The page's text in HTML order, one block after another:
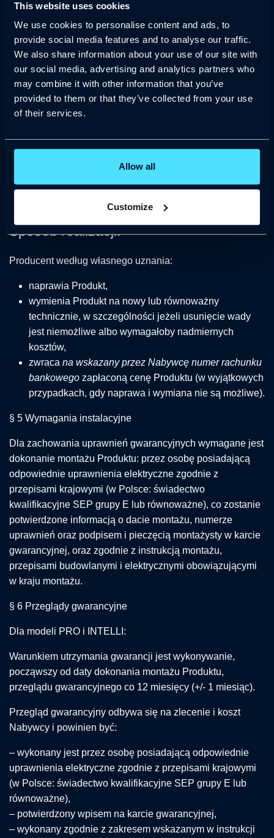
This website uses cookies
We use cookies to personalise content and ads, to
provide social media features and to analyse our traffic.
We also share information about your use of our site with
our social media, advertising and analytics partners who
may combine it with other information that you’ve
provided to them or that they’ve collected from your use
of their services.
Allow all
Customize
Nabywca wybierze inny sposób dostawy niż wskazany
przez Producenta, sam ponosi jego koszty).
Producent zastrzega sobie prawo do przeprowadzenia
inspekcji Produktu u Nabywcy.
Usunięcie wady odbywa się w terminie do 30 dni
Produktu do Sprzedawcy (w przypadku jeżeli okaże się to
uzasadnionych przypadkach (np. wymagających
specjalnych części zamiennych sprowadzanych z
zagranicy) termin może ulec wydłużeniu.
Sposób realizacji:
Producent według własnego uznania:
naprawia Produkt,
wymienia Produkt na nowy lub równoważny
technicznie, w szczególności jeżeli usunięcie wady
jest niemożliwe albo wymagałoby nadmiernych
kosztów,
zwraca na wskazany przez Nabywcę numer rachunku
bankowego zapłaconą cenę Produktu (w wyjątkowych
przypadkach, gdy naprawa i wymiana nie są możliwe).
§ 5 Wymagania instalacyjne
Dla zachowania uprawnień gwarancyjnych wymagane jest
dokonanie montażu Produktu: przez osobę posiadającą
odpowiednie uprawnienia elektryczne zgodnie z
przepisami krajowymi (w Polsce: świadectwo
kwalifikacyjne SEP grupy E lub równoważne), co zostanie
potwierdzone informacją o dacie montażu, numerze
uprawnień oraz podpisem i pieczęcią montażysty w karcie
gwarancyjnej, oraz zgodnie z instrukcją montażu,
przepisami budowlanymi i elektrycznymi obowiązującymi
w kraju montażu.
§ 6 Przeglądy gwarancyjne
Dla modeli PRO i INTELLI:
Warunkiem utrzymania gwarancji jest wykonywanie,
począwszy od daty dokonania montażu Produktu,
przeglądu gwarancyjnego co 12 miesięcy (+/- 1 miesiąc).
Przegląd gwarancyjny odbywa się na zlecenie i koszt
Nabywcy i powinien być:
– wykonany jest przez osobę posiadającą odpowiednie
uprawnienia elektryczne zgodnie z przepisami krajowymi
(w Polsce: świadectwo kwalifikacyjne SEP grupy E lub
równoważne),
– potwierdzony wpisem na karcie gwarancyjnej,
– wykonany zgodnie z zakresem wskazanym w instrukcji